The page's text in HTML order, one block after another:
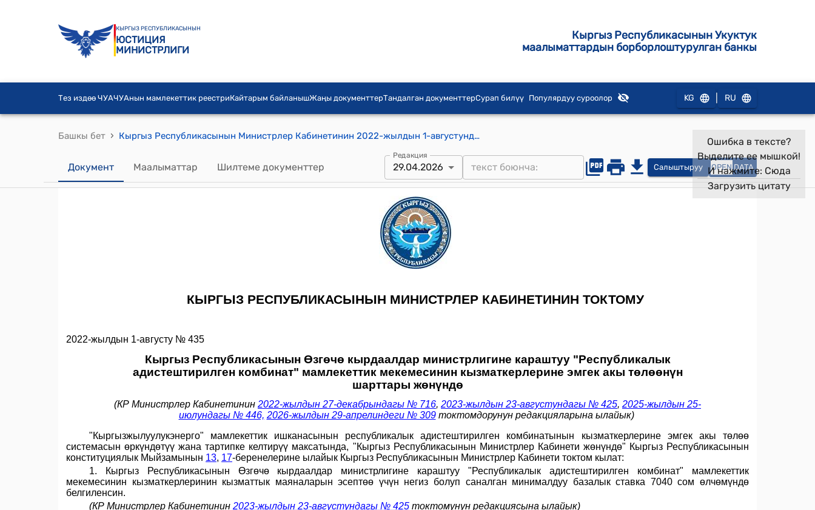
КЫРГЫЗ РЕСПУБЛИКАСЫНЫН
ЮСТИЦИЯ
МИНИСТРЛИГИ
Кыргыз Республикасынын Укуктук
маалыматтардын борборлоштурулган банкы
Тез издөө ЧУАЧУАнын мамлекеттик реестриКайтарым байланышЖаңы документтерТандалган документтерСурап билүү Популярдуу суроолор KG RU
Башкы бет › Кыргыз Республикасынын Министрлер Кабинетинин 2022-жылдын 1-августундагы № 435 "Кыргызжылуулукэнерго" мамлекеттик ишканасынын республикалык адистештирилген комбинатынын кызматкерлерине эмгек акы төлөө шарттары жөнүндө" токтому
Документ Маалыматтар Шилтеме документтер
Редакция
29.04.2026 Салыштыруу OPEN DATA
Ошибка в тексте?
Выделите ее мышкой!
И нажмите: Сюда
Загрузить цитату